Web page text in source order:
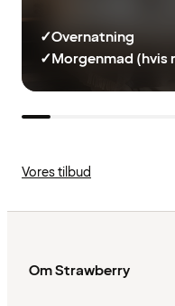
✓Overnatning
✓Morgenmad (hvis
Vores tilbud
Om Strawberry